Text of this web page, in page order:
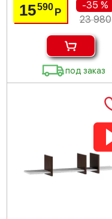
15590Р
-35 %
23 980
под заказ